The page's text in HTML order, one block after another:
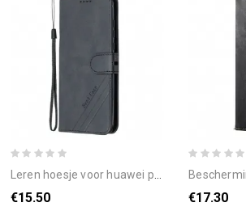
leren hoesje voor huawei p smart s beste geval
€15.50
bescherming hoesje
€17.30